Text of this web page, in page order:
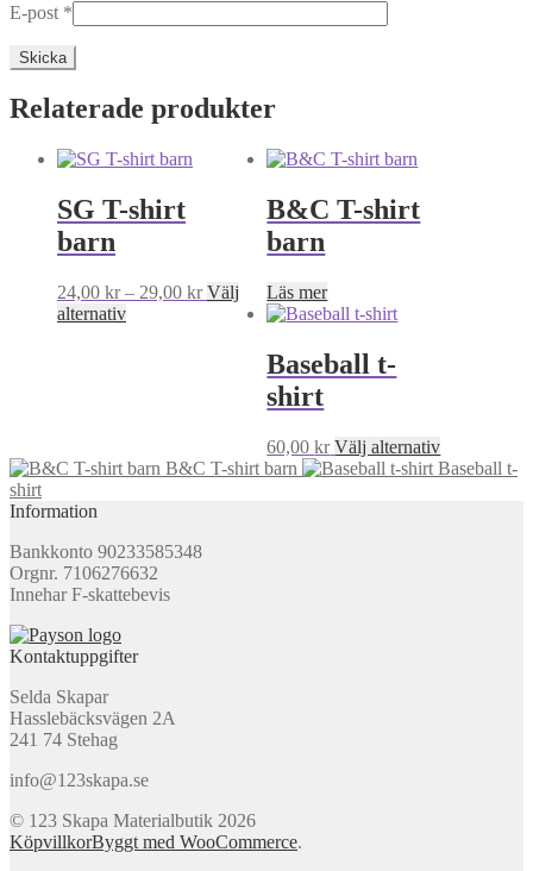
E-post *
Relaterade produkter
SG T-shirt
barn
24,00 kr – 29,00 krPrisintervall:
24,00 kr
Välj
alternativDen
olika
alternativen
på
produktsidan
B&C T-shirt
barn
Läs mer
Baseball t-
shirt
60,00kr Välj alternativDen
här
B&C T-shirt barn
Baseball t-
shirt
Information
Bankkonto 90233585348
Orgnr. 7106276632
Innehar F-skattebevis
Kontaktuppgifter
Selda Skapar
Hasslebäcksvägen 2A
241 74 Stehag
info@123skapa.se
© 123 Skapa Materialbutik 2026
KöpvillkorByggt med WooCommerce.